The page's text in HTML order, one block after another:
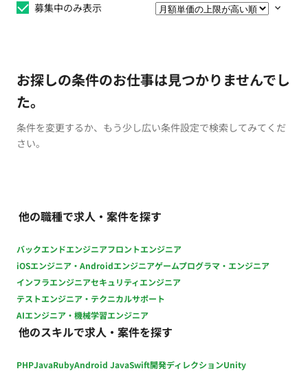
募集中のみ表示
お探しの条件のお仕事は見つかりませんでし
た。
条件を変更するか、もう少し広い条件設定で検索してみてくだ
さい。
他の職種で求人・案件を探す
バックエンドエンジニアフロントエンジニア
iOSエンジニア・Androidエンジニアゲームプログラマ・エンジニア
インフラエンジニアセキュリティエンジニア
テストエンジニア・テクニカルサポート
AIエンジニア・機械学習エンジニア
他のスキルで求人・案件を探す
PHPJavaRubyAndroid JavaSwift開発ディレクションUnity